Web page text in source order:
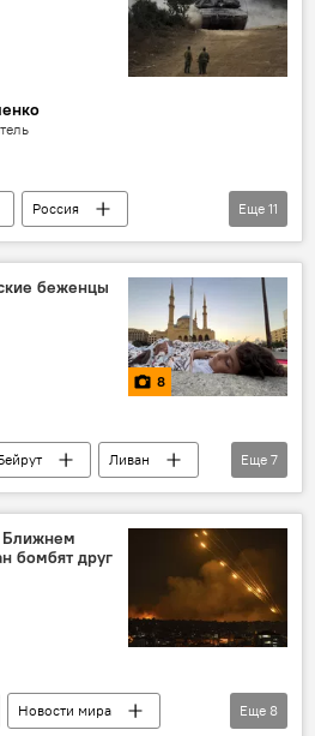
Россия
Ливан
Нетаньяху
Еще 11
беженцы
8
Ливан
удар
Хезболла
Еще 7
Ближнем
бомбят друг
Новости мира
Еще 8